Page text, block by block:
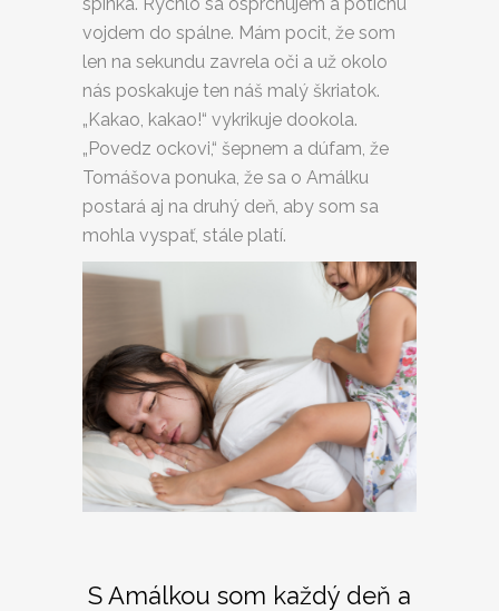
vojdem do spálne. Mám pocit, že som
len na sekundu zavrela oči a už okolo
nás poskakuje ten náš malý škriatok.
„Kakao, kakao!“ vykrikuje dookola.
„Povedz ockovi,“ šepnem a dúfam, že
Tomášova ponuka, že sa o Amálku
postará aj na druhý deň, aby som sa
mohla vyspať, stále platí.
S Amálkou som každý deň a